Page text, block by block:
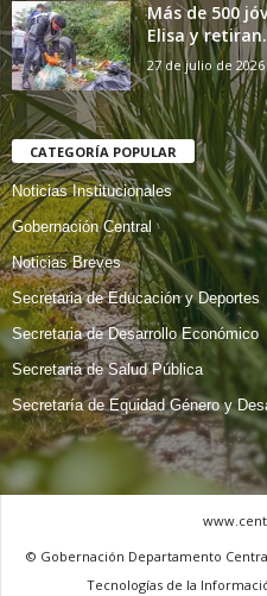
Más de 500
Elisa y
27 de julio de 2026
CATEGORÍA POPULAR
Noticias Institucionales
Gobernación Central
Noticias Breves
Secretaria de Educación y Deportes
Secretaria de Desarrollo Económico
Secretaria de Salud Pública
Secretaría de Equidad Género y
© Gobernación Departamento
Tecnologías de la